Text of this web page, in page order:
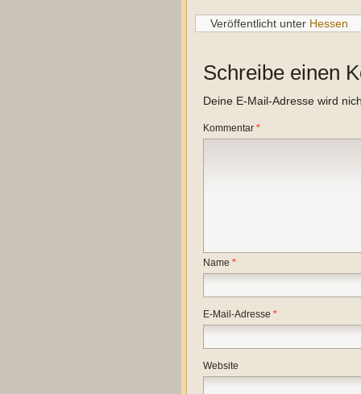
Veröffentlicht unter Hessen
Schreibe einen
Deine E-Mail-Adresse wird
Kommentar *
Name *
E-Mail-Adresse *
Website